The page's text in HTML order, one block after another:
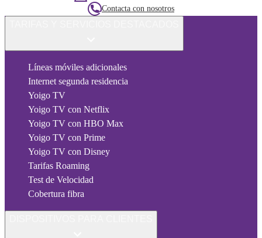
Contacta con nosotros
Líneas móviles adicionales
Internet segunda residencia
Yoigo TV
Yoigo TV con Netflix
Yoigo TV con HBO Max
Yoigo TV con Prime
Yoigo TV con Disney
Tarifas Roaming
Test de Velocidad
Cobertura fibra